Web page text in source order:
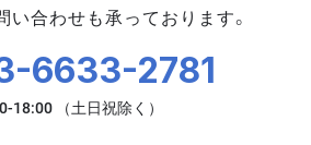
い合わせも承っております。
6633-2781